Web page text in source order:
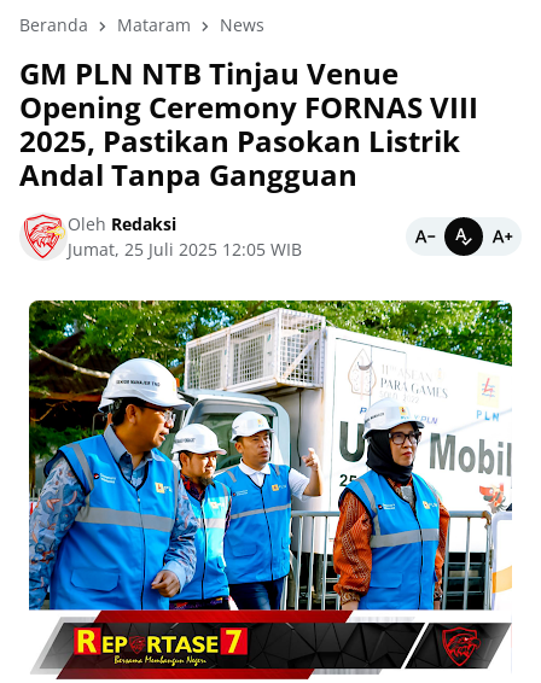
Beranda Mataram News
GM PLN NTB Tinjau Venue
Opening Ceremony FORNAS VIII
2025, Pastikan Pasokan Listrik
Andal Tanpa Gangguan
Oleh Redaksi
Jumat, 25 Juli 2025 12:05 WIB